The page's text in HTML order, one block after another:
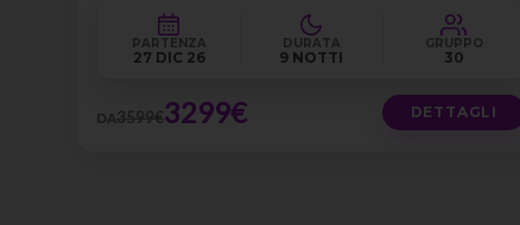
PARTENZA
27 DIC 26
DURATA
9 NOTTI
GRUPPO
30
DA3599€3299€ DETTAGLI